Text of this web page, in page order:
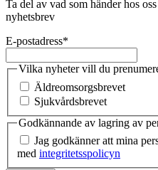
Ta del av vad som händer hos
nyhetsbrev
E-postadress*
Vilka nyheter vill du
Äldreomsorgsbrevet
Sjukvårdsbrevet
Godkännande av lagring av
Jag godkänner att mina
med integritetsspolicyn